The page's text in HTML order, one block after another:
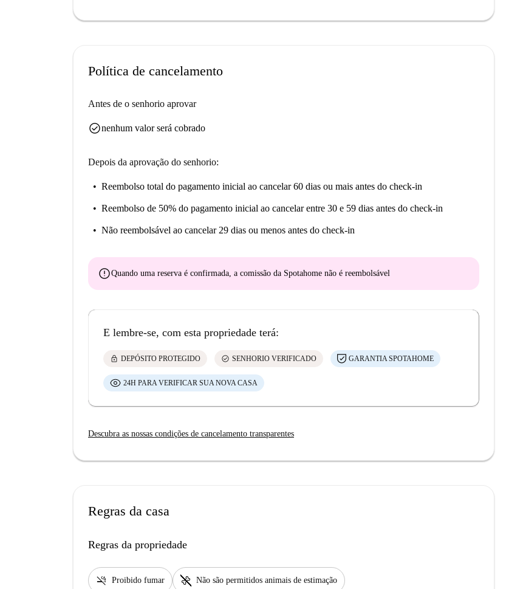
Nas proximidades, você encontrará os restaurantes Cadadia e Speisemanufaktur para desfrutar de uma
Política de cancelamento
Antes de o senhorio aprovar
check_circlenenhum valor será cobrado
Depois da aprovação do senhorio:
Reembolso total do pagamento inicial ao cancelar 60 dias ou mais antes do check-in
Reembolso de 50% do pagamento inicial ao cancelar entre 30 e 59 dias antes do check-in
Não reembolsável ao cancelar 29 dias ou menos antes do check-in
errorQuando uma reserva é confirmada, a comissão da Spotahome não é reembolsável
E lembre-se, com esta propriedade terá:
lock DEPÓSITO PROTEGIDO check_circle SENHORIO VERIFICADO GARANTIA SPOTAHOME
24H PARA VERIFICAR SUA NOVA CASA
Descubra as nossas condições de cancelamento transparentes
Regras da casa
Regras da propriedade
smoke_free Proibido fumar pet_supplies Não são permitidos animais de estimação